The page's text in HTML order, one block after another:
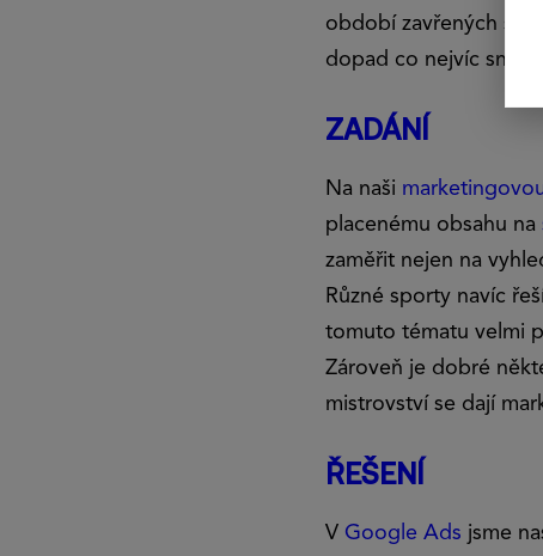
období zavřených
dopad co nejvíc snížit
ZADÁNÍ
Na naši
placenému obsahu na
zaměřit nejen na
Různé sporty navíc
tomuto tématu velmi
Zároveň je dobré
mistrovství se dají
ŘEŠENÍ
V Google Ads jsme